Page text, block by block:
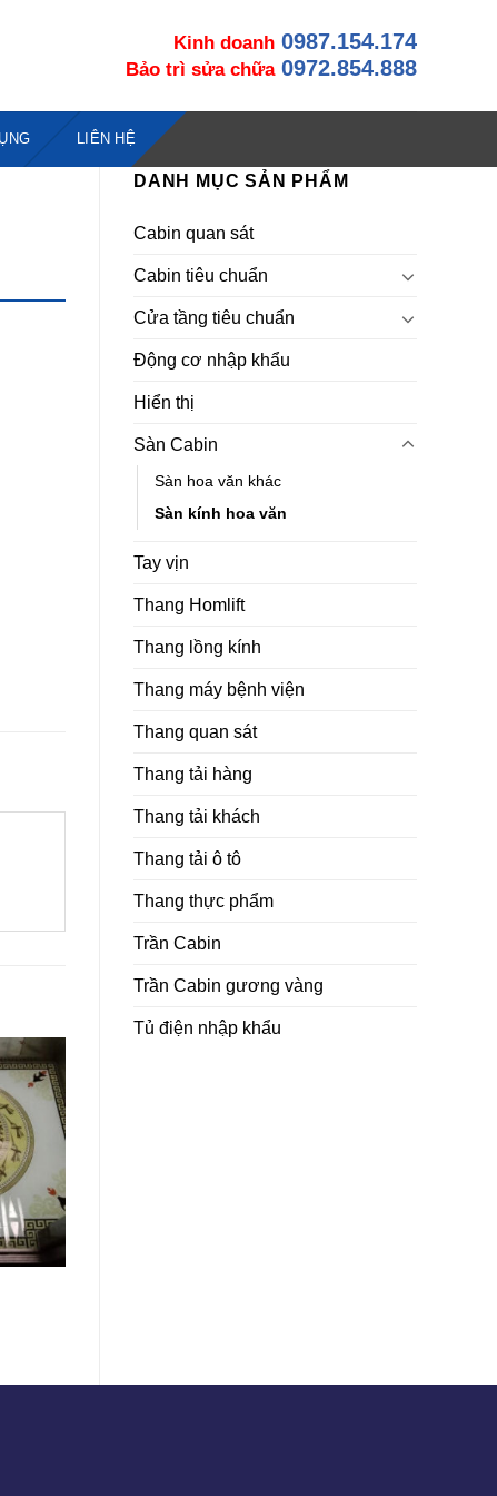
Kinh doanh 0987.154.174
Bảo trì sửa chữa 0972.854.888
LIÊN HỆ
DANH MỤC SẢN PHẨM
Cabin quan sát
Cabin tiêu chuẩn
Cửa tầng tiêu chuẩn
Động cơ nhập khẩu
Hiển thị
Sàn Cabin
Sàn hoa văn khác
Sàn kính hoa văn
Tay vịn
Thang Homlift
Thang lồng kính
Thang máy bệnh viện
Thang quan sát
Thang tải hàng
Thang tải khách
Thang tải ô tô
Thang thực phẩm
Trần Cabin
Trần Cabin gương vàng
Tủ điện nhập khẩu